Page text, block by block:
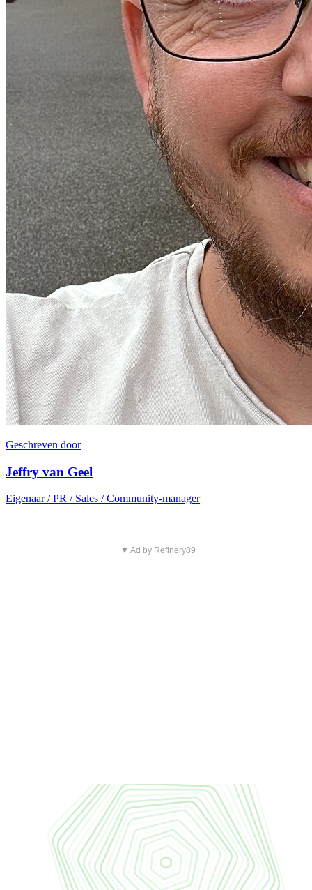
Geschreven door
Jeffry van Geel
Eigenaar / PR / Sales / Community-manager
▼ Ad by Refinery89